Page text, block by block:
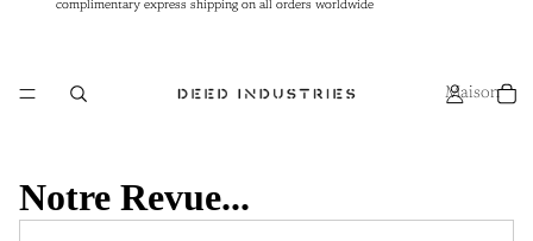
complimentary express shipping on all orders worldwide
complimentary express shipping on all orders worldwide
Maison
Notre Revue...